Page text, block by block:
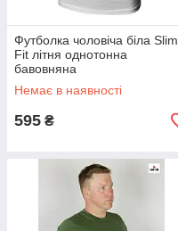
Футболка чоловіча біла Slim
Fit літня однотонна
бавовняна
Немає в наявності
595 ₴